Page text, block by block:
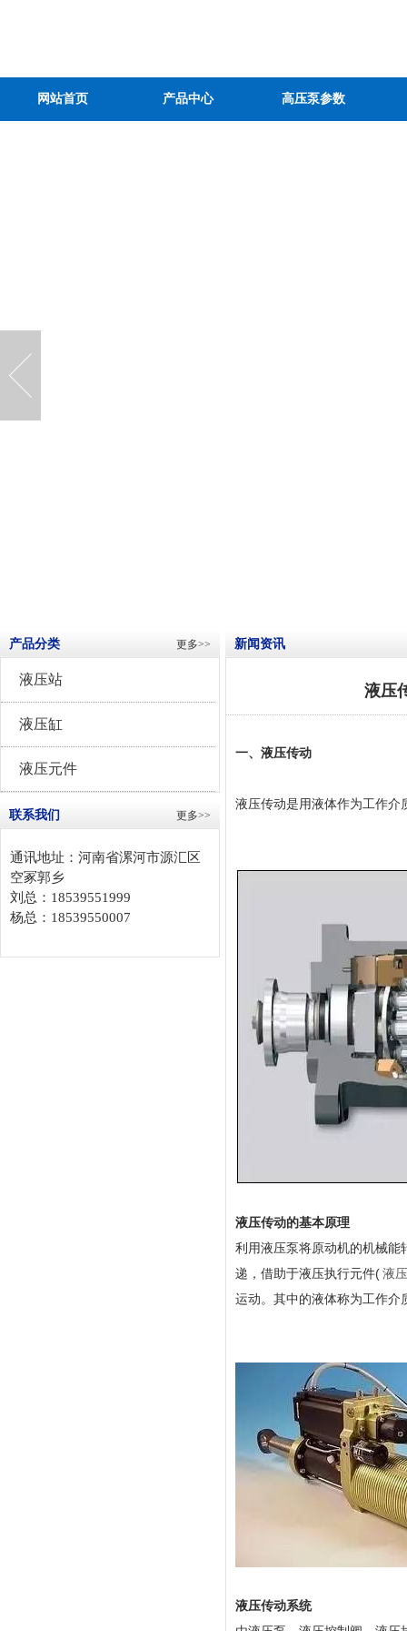
网站首页 产品中心 高压泵参数
更多>>
产品分类
液压站
液压缸
液压元件
更多>>
联系我们
通讯地址：河南省漯河市源汇区
空冢郭乡
刘总：18539551999
杨总：18539550007
新闻资讯
液压
一、液压传动
液压传动是用液体作为工作介
液压传动的基本原理
利用液压泵将原动机的机械能
递，借助于液压执行元件(液
运动。其中的液体称为工作介
液压传动系统